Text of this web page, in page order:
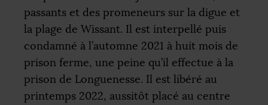
passants et des promeneurs sur la digue et
la plage de Wissant. Il est interpellé puis
condamné à l’automne 2021 à huit mois de
prison ferme, une peine qu’il effectue à la
prison de Longuenesse. Il est libéré au
printemps 2022, aussitôt placé au centre